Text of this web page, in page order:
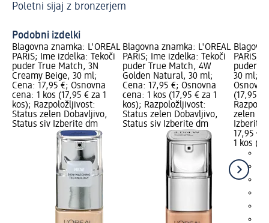
Poletni sijaj z bronzerjem
Podobni izdelki
Blagovna znamka: L'ORÉAL
PARiS; Ime izdelka: Tekoči
puder True Match, 3N
Creamy Beige, 30 ml;
Cena: 17,95 €; Osnovna
cena: 1 kos (17,95 € za 1
kos); Razpoložljivost:
Status zelen Dobavljivo,
Status siv Izberite dm
Blagovna znamka: L'ORÉAL
PARiS; Ime izdelka: Tekoči
puder True Match, 4W
Golden Natural, 30 ml;
Cena: 17,95 €; Osnovna
cena: 1 kos (17,95 € za 1
kos); Razpoložljivost:
Status zelen Dobavljivo,
Status siv Izberite dm
PARiS;
puder
30 ml;
(17,95 €
zelen
Izberite
17,95 €
1 kos